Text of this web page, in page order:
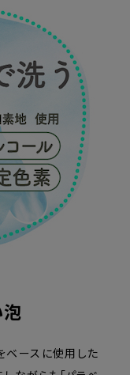
ースに使用した